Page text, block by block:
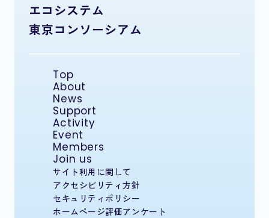
エコシステム
東京コンソーシアム
Top
About
News
Support
Activity
Event
Members
Join us
サイト利用に関して
アクセシビリティ方針
セキュリティポリシー
ホームページ評価アンケート